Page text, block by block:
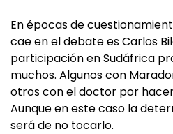
En épocas de
cae en el debate es Carlos
participación en Sudáfrica
muchos. Algunos con
otros con el doctor por
Aunque en este caso la
será de no tocarlo.